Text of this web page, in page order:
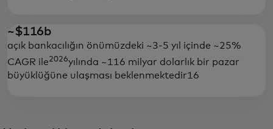
~$116b
açık bankacılığın önümüzdeki ~3-5 yıl içinde ~25%
CAGR ile2026yılında ~116 milyar dolarlık bir pazar
büyüklüğüne ulaşması beklenmektedir16